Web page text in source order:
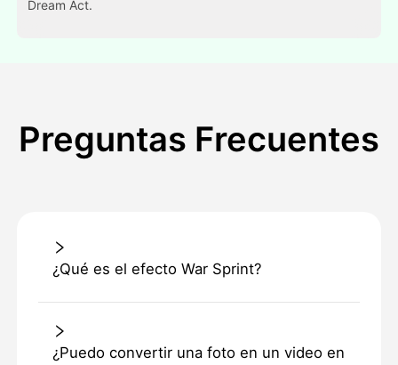
Dream Act.
Preguntas Frecuentes
¿Qué es el efecto War Sprint?
¿Puedo convertir una foto en un video en